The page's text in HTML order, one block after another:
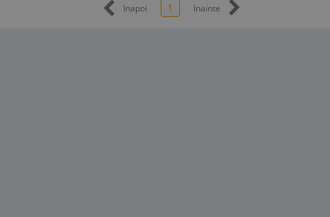
Inapoi 1 Inainte